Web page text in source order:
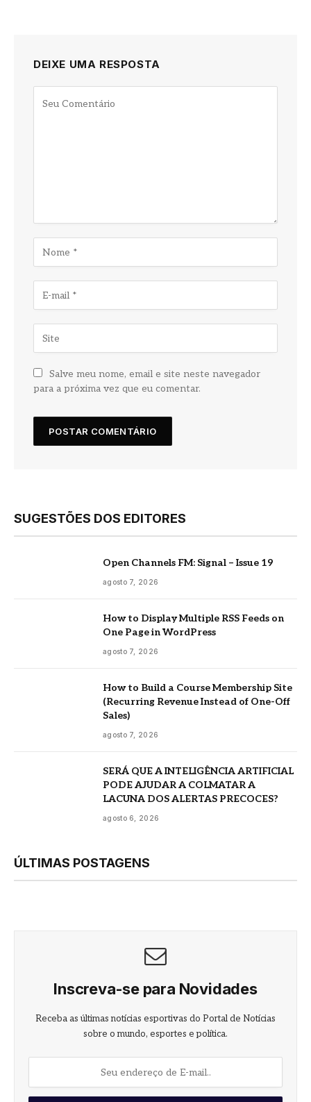
DEIXE UMA RESPOSTA
Salve meu nome, email e site neste navegador
para a próxima vez que eu comentar.
SUGESTÕES DOS EDITORES
Open Channels FM: Signal – Issue 19
agosto 7, 2026
How to Display Multiple RSS Feeds on
One Page in WordPress
agosto 7, 2026
How to Build a Course Membership Site
(Recurring Revenue Instead of One-Off
Sales)
agosto 7, 2026
SERÁ QUE A INTELIGÊNCIA ARTIFICIAL
PODE AJUDAR A COLMATAR A
LACUNA DOS ALERTAS PRECOCES?
agosto 6, 2026
ÚLTIMAS POSTAGENS
Inscreva-se para Novidades
Receba as últimas notícias esportivas do Portal de Notícias
sobre o mundo, esportes e política.